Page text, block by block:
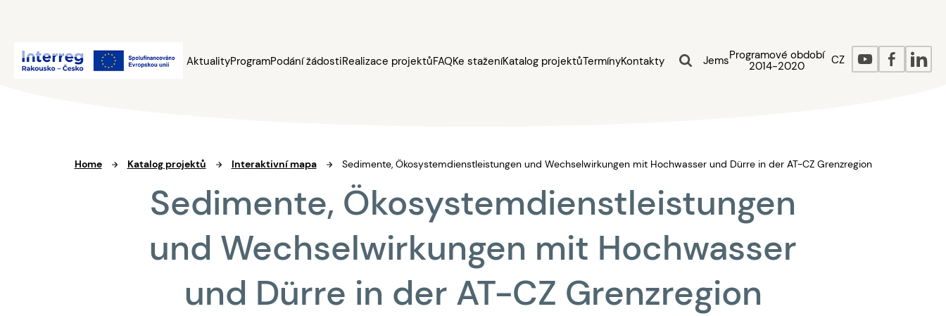
AktualityProgramPodání žádostiRealizace projektůFAQKe staženíKatalog projektůTermínyKontakty JemsProgramové období
2014-2020
CZ
Home Katalog projektů Interaktivní mapa Sedimente, Ökosystemdienstleistungen und Wechselwirkungen mit Hochwasser und Dürre in der AT-CZ Grenzregion
Sedimente, Ökosystemdienstleistungen
und Wechselwirkungen mit Hochwasser
und Dürre in der AT-CZ Grenzregion